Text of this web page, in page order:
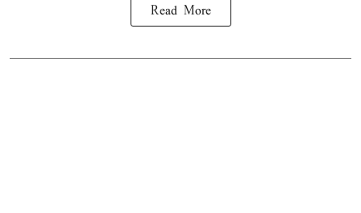
Read More